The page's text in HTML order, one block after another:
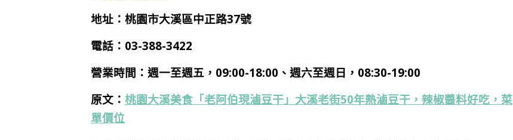
地址：桃園市大溪區中正路37號
電話： 03-388-3422
營業時間： 週一至週五，09:00-18:00、週六至週日，08:30-19:00
原文： 桃園大溪美食「老阿伯現滷豆干」大溪老街50年熱滷豆干，辣椒醬料好吃，菜
單價位